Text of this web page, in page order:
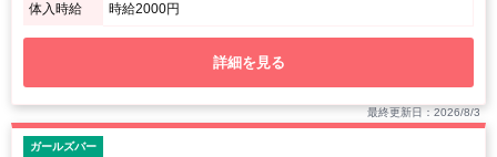
体入時給 時給2000円
詳細を見る
最終更新日：2026/8/3
ガールズバー